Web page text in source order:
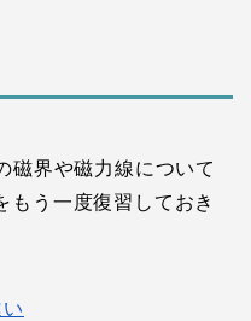
磁界や磁力線について
もう一度復習しておき